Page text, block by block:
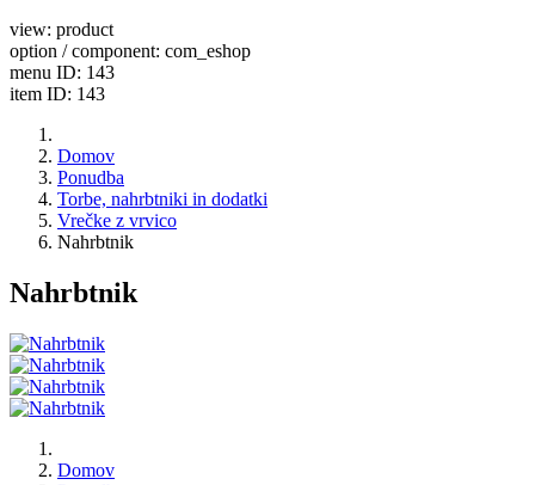
view: product
option / component: com_eshop
menu ID: 143
item ID: 143
Domov
Ponudba
Torbe, nahrbtniki in dodatki
Vrečke z vrvico
Nahrbtnik
Nahrbtnik
Domov